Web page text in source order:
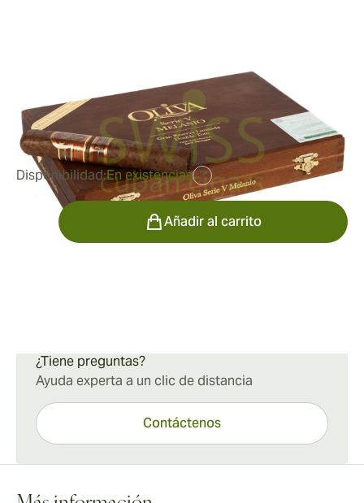
0Reseñas
114,24 €fue148,25 €-23%
Disponibilidad:En existencias ?
Cantidad
Añadir al carrito
¿Tiene preguntas?
Ayuda experta a un clic de distancia
Contáctenos